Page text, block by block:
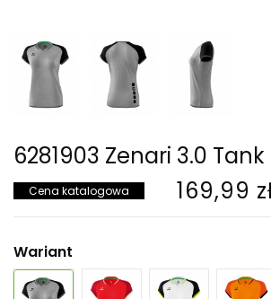
6281903 Zenari 3.0
Cena katalogowa 169,99
Wariant